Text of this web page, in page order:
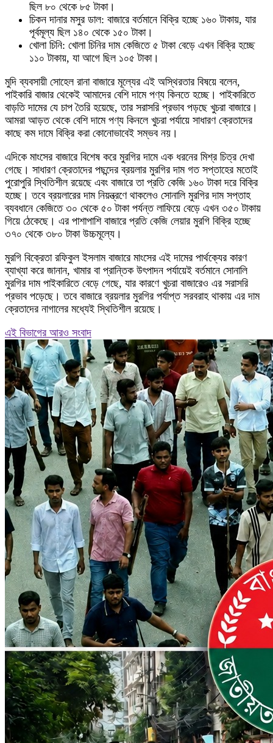
ছিল ৮০ থেকে ৮৫ টাকা।
চিকন দানার মসুর ডাল: বাজারে বর্তমানে বিক্রি হচ্ছে ১৬০ টাকায়, যার
পূর্বমূল্য ছিল ১৪০ থেকে ১৫০ টাকা।
খোলা চিনি: খোলা চিনির দাম কেজিতে ৫ টাকা বেড়ে এখন বিক্রি হচ্ছে
১১০ টাকায়, যা আগে ছিল ১০৫ টাকা।
মুদি ব্যবসায়ী সোহেল রানা বাজারে মূল্যের এই অস্থিরতার বিষয়ে বলেন,
পাইকারি বাজার থেকেই আমাদের বেশি দামে পণ্য কিনতে হচ্ছে। পাইকারিতে
বাড়তি দামের যে চাপ তৈরি হয়েছে, তার সরাসরি প্রভাব পড়ছে খুচরা বাজারে।
আমরা আড়ত থেকে বেশি দামে পণ্য কিনলে খুচরা পর্যায়ে সাধারণ ক্রেতাদের
কাছে কম দামে বিক্রি করা কোনোভাবেই সম্ভব নয়।
এদিকে মাংসের বাজারে বিশেষ করে মুরগির দামে এক ধরনের মিশ্র চিত্র দেখা
গেছে। সাধারণ ক্রেতাদের পছন্দের ব্রয়লার মুরগির দাম গত সপ্তাহের মতোই
পুরোপুরি স্থিতিশীল রয়েছে এবং বাজারে তা প্রতি কেজি ১৬০ টাকা দরে বিক্রি
হচ্ছে। তবে ব্রয়লারের দাম নিয়ন্ত্রণে থাকলেও সোনালি মুরগির দাম সপ্তাহ
ব্যবধানে কেজিতে ৩০ থেকে ৫০ টাকা পর্যন্ত লাফিয়ে বেড়ে এখন ৩৫০ টাকায়
গিয়ে ঠেকেছে। এর পাশাপাশি বাজারে প্রতি কেজি লেয়ার মুরগি বিক্রি হচ্ছে
৩৭০ থেকে ৩৮০ টাকা উচ্চমূল্যে।
মুরগি বিক্রেতা রফিকুল ইসলাম বাজারে মাংসের এই দামের পার্থক্যের কারণ
ব্যাখ্যা করে জানান, খামার বা প্রান্তিক উৎপাদন পর্যায়েই বর্তমানে সোনালি
মুরগির দাম পাইকারিতে বেড়ে গেছে, যার কারণে খুচরা বাজারেও এর সরাসরি
প্রভাব পড়েছে। তবে বাজারে ব্রয়লার মুরগির পর্যাপ্ত সরবরাহ থাকায় এর দাম
ক্রেতাদের নাগালের মধ্যেই স্থিতিশীল রয়েছে।
এই বিভাগের আরও সংবাদ